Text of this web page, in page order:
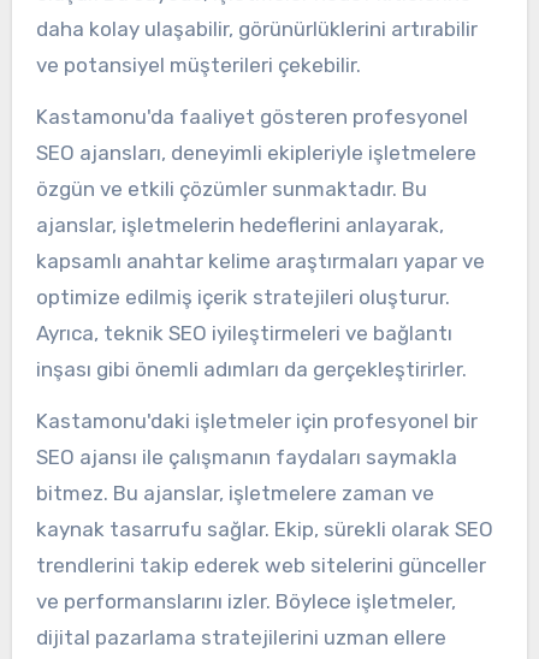
daha kolay ulaşabilir, görünürlüklerini artırabilir
ve potansiyel müşterileri çekebilir.
Kastamonu'da faaliyet gösteren profesyonel
SEO ajansları, deneyimli ekipleriyle işletmelere
özgün ve etkili çözümler sunmaktadır. Bu
ajanslar, işletmelerin hedeflerini anlayarak,
kapsamlı anahtar kelime araştırmaları yapar ve
optimize edilmiş içerik stratejileri oluşturur.
Ayrıca, teknik SEO iyileştirmeleri ve bağlantı
inşası gibi önemli adımları da gerçekleştirirler.
Kastamonu'daki işletmeler için profesyonel bir
SEO ajansı ile çalışmanın faydaları saymakla
bitmez. Bu ajanslar, işletmelere zaman ve
kaynak tasarrufu sağlar. Ekip, sürekli olarak SEO
trendlerini takip ederek web sitelerini günceller
ve performanslarını izler. Böylece işletmeler,
dijital pazarlama stratejilerini uzman ellere